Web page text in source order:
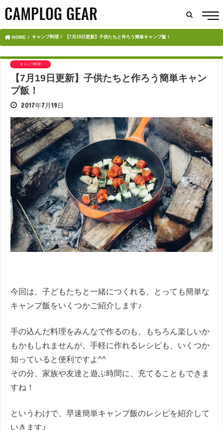
HOME キャンプ料理 【7月19日更新】子供たちと作ろう簡単キャンプ飯！
キャンプ料理
【7月19日更新】子供たちと作ろう簡単キャン
プ飯！
2017年7月19日
今回は、子どもたちと一緒につくれる、とっても簡単な
キャンプ飯をいくつかご紹介します♪
手の込んだ料理をみんなで作るのも、もちろん楽しいか
もかもしれませんが、手軽に作れるレシピも、いくつか
知っていると便利ですよ^^
その分、家族や友達と遊ぶ時間に、充てることもできま
すね！
というわけで、早速簡単キャンプ飯のレシピを紹介して
いきます♪